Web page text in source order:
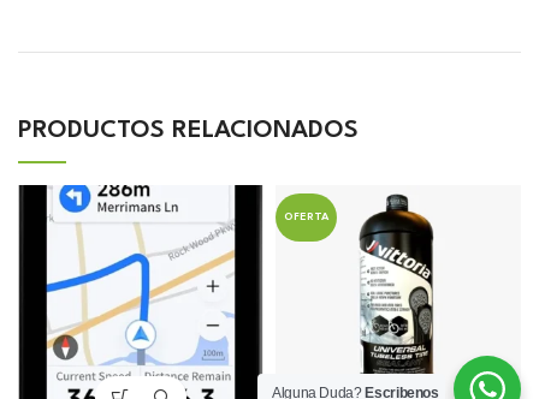
PRODUCTOS RELACIONADOS
OFERTA
Alguna Duda? Escribenos